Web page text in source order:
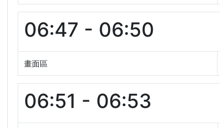
06:47 - 06:50
畫面區
06:51 - 06:53